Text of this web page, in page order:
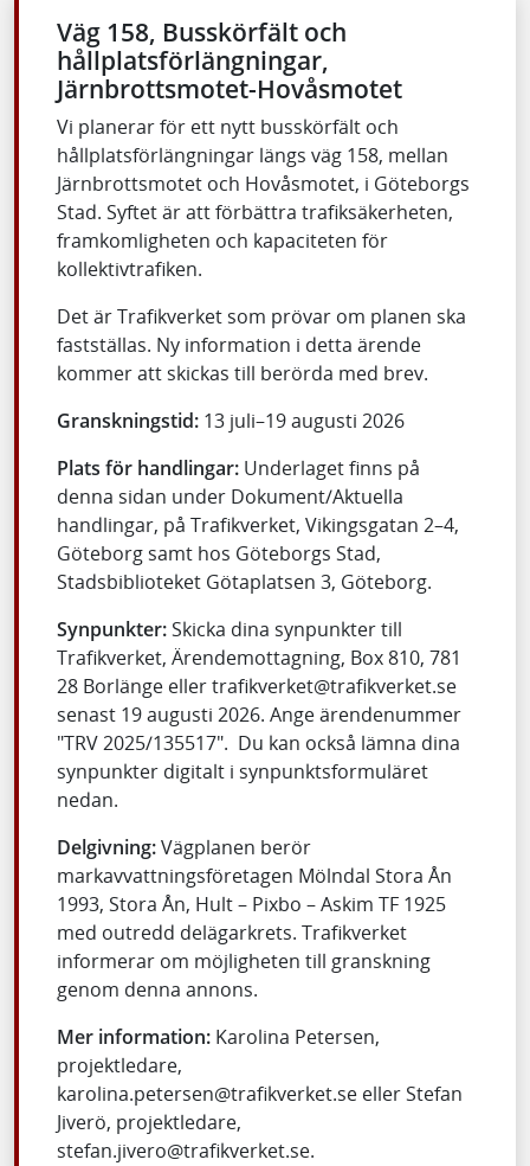
Väg 158, Busskörfält och
hållplatsförlängningar,
Järnbrottsmotet-Hovåsmotet
Vi planerar för ett nytt busskörfält och
hållplatsförlängningar längs väg 158, mellan
Järnbrottsmotet och Hovåsmotet, i Göteborgs
Stad. Syftet är att förbättra trafiksäkerheten,
framkomligheten och kapaciteten för
kollektivtrafiken.
Det är Trafikverket som prövar om planen ska
fastställas. Ny information i detta ärende
kommer att skickas till berörda med brev.
Granskningstid: 13 juli–19 augusti 2026
Plats för handlingar: Underlaget finns på
denna sidan under Dokument/Aktuella
handlingar, på Trafikverket, Vikingsgatan 2–4,
Göteborg samt hos Göteborgs Stad,
Stadsbiblioteket Götaplatsen 3, Göteborg.
Synpunkter:Skicka dina synpunkter till
Trafikverket, Ärendemottagning, Box 810, 781
28 Borlänge eller trafikverket@trafikverket.se
senast 19 augusti 2026. Ange ärendenummer
"TRV 2025/135517". Du kan också lämna dina
synpunkter digitalt i synpunktsformuläret
nedan.
Delgivning:Vägplanen berör
markavvattningsföretagen Mölndal Stora Ån
1993, Stora Ån, Hult – Pixbo – Askim TF 1925
med outredd delägarkrets. Trafikverket
informerar om möjligheten till granskning
genom denna annons.
Mer information: Karolina Petersen,
projektledare,
karolina.petersen@trafikverket.se eller Stefan
Jiverö, projektledare,
stefan.jivero@trafikverket.se.